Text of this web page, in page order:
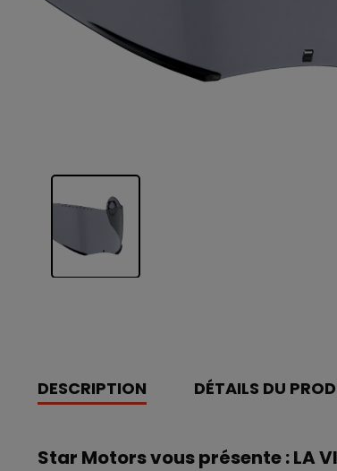
DESCRIPTION DÉTAILS DU
Star Motors vous présente : LA